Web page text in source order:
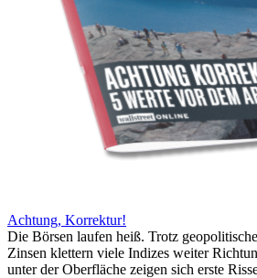
Achtung, Korrektur!
Die Börsen laufen heiß. Trotz
Zinsen klettern viele Indizes weiter
unter der Oberfläche zeigen sich erste